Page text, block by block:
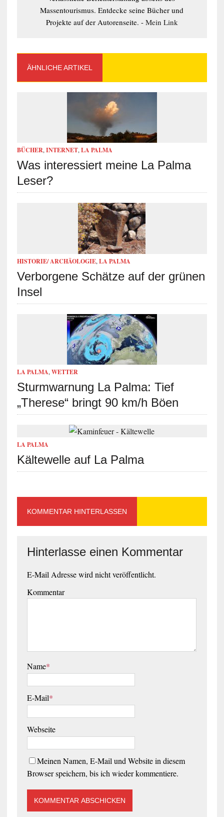
Massentourismus. Entdecke seine Bücher und
Projekte auf der Autorenseite. - Mein Link
ÄHNLICHE ARTIKEL
BÜCHER,INTERNET,LA PALMA
Was interessiert meine La Palma
Leser?
HISTORIE/ ARCHÄOLOGIE, LA PALMA
Verborgene Schätze auf der grünen
Insel
LA PALMA, WETTER
Sturmwarnung La Palma: Tief
„Therese“ bringt 90 km/h Böen
LA PALMA
Kältewelle auf La Palma
KOMMENTAR HINTERLASSEN
Hinterlasse einen Kommentar
E-Mail Adresse wird nicht veröffentlicht.
Kommentar
Name*
E-Mail*
Webseite
Meinen Namen, E-Mail und Website in diesem
Browser speichern, bis ich wieder kommentiere.